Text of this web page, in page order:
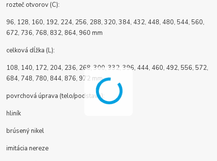
rozteč otvorov (C):
96, 128, 160, 192, 224, 256, 288, 320, 384, 432, 448, 480, 544, 560,
672, 736, 768, 832, 864, 960 mm
celková dĺžka (L):
108, 140, 172, 204, 236, 268, 300, 332, 396, 444, 460, 492, 556, 572,
684, 748, 780, 844, 876, 972 mm
povrchová úprava (telo/podstava):
hliník
brúsený nikel
imitácia nereze